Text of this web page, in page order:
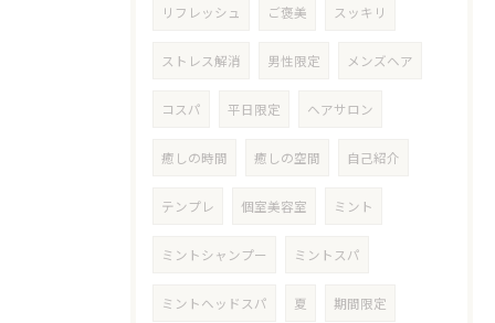
リフレッシュ ご褒美 スッキリ
ストレス解消 男性限定 メンズヘア
コスパ 平日限定 ヘアサロン
癒しの時間 癒しの空間 自己紹介
テンプレ 個室美容室 ミント
ミントシャンプー ミントスパ
ミントヘッドスパ 夏 期間限定